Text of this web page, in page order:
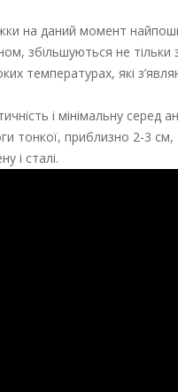
на даний момент
збільшуються не тільки
температурах, які
і мінімальну серед
тонкої, приблизно 2-3
і сталі.